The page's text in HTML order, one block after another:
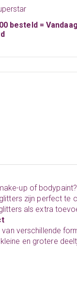
besteld = Vandaag
up of
zijn perfect te
als extra
verschillende
en grotere